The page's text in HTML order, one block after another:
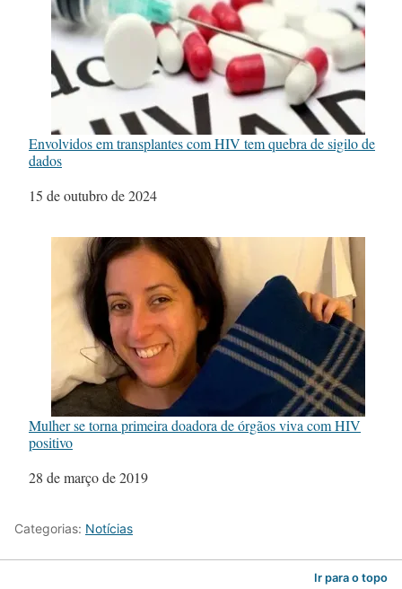
Envolvidos em transplantes com HIV tem quebra de sigilo de
dados
Data
15 de outubro de 2024
Mulher se torna primeira doadora de órgãos viva com HIV
positivo
Data
28 de março de 2019
Categorias: Notícias
Ir para o topo